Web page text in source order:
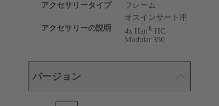
アクセサリータイプ フレーム
アクセサリーの説明
オスインサート用
4x Han® HC
Modular 350
バージョン